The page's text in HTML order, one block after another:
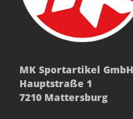
MK Sportartikel GmbH
Hauptstraße 1
7210 Mattersburg